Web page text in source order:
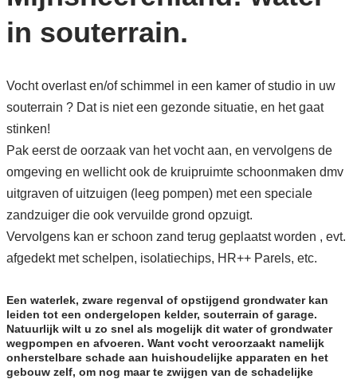
in souterrain.
Vocht overlast en/of schimmel in een kamer of studio in uw
souterrain ? Dat is niet een gezonde situatie, en het gaat
stinken!
Pak eerst de oorzaak van het vocht aan, en vervolgens de
omgeving en wellicht ook de kruipruimte schoonmaken dmv
uitgraven of uitzuigen (leeg pompen) met een speciale
zandzuiger die ook vervuilde grond opzuigt.
Vervolgens kan er schoon zand terug geplaatst worden , evt.
afgedekt met schelpen, isolatiechips, HR++ Parels, etc.
Een waterlek, zware regenval of opstijgend grondwater kan
leiden tot een ondergelopen kelder, souterrain of garage.
Natuurlijk wilt u zo snel als mogelijk dit water of grondwater
wegpompen en afvoeren. Want vocht veroorzaakt namelijk
onherstelbare schade aan huishoudelijke apparaten en het
gebouw zelf, om nog maar te zwijgen van de schadelijke